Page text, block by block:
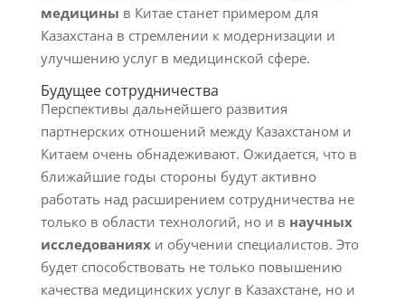
медицины в Китае станет примером для
Казахстана в стремлении к модернизации и
улучшению услуг в медицинской сфере.
Будущее сотрудничества
Перспективы дальнейшего развития
партнерских отношений между Казахстаном и
Китаем очень обнадеживают. Ожидается, что в
ближайшие годы стороны будут активно
работать над расширением сотрудничества не
только в области технологий, но и в научных
исследованияхи обучении специалистов. Это
будет способствовать не только повышению
качества медицинских услуг в Казахстане, но и